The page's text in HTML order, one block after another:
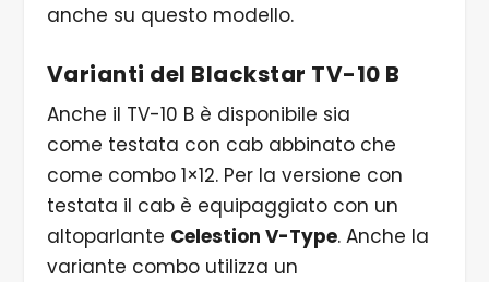
anche su questo modello.
Varianti del Blackstar TV-10 B
Anche il TV-10 B è disponibile sia
come testata con cab abbinato che
come combo 1×12. Per la versione con
testata il cab è equipaggiato con un
altoparlante Celestion V-Type. Anche la
variante combo utilizza un